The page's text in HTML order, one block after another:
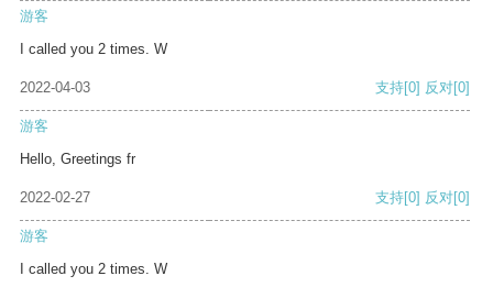
游客
I called you 2 times. W
2022-04-03 支持[0] 反对[0]
游客
Hello, Greetings fr
2022-02-27 支持[0] 反对[0]
游客
I called you 2 times. W